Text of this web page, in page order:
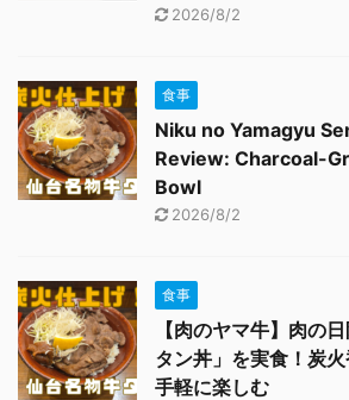
2026/8/2
食事
Niku no Yamagyu
Review: Charcoal-
Bowl
2026/8/2
食事
【肉のヤマ牛】肉の
タン丼」を実食！炭
手軽に楽しむ